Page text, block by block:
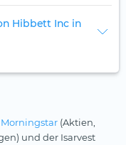
Hibbett Inc in
Morningstar (Aktien,
und der Isarvest